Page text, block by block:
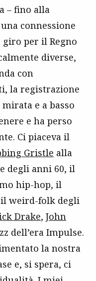
– fino alla
connessione
giro per il Regno
diverse,
con
la registrazione
e a basso
e ha perso
Ci piaceva il
Gristle alla
degli anni 60, il
hip-hop, il
weird-folk degli
Drake, John
dell’era Impulse.
la nostra
e, si spera, ci